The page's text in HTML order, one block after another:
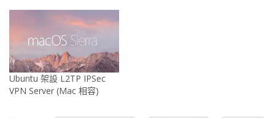
Ubuntu 架設 L2TP IPSec
VPN Server (Mac 相容)